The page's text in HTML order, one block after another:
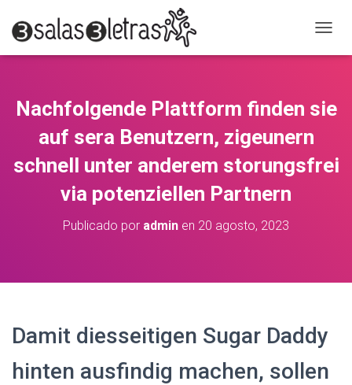
A
I
A
O
D
I
N
Nachfolgende Plattform finden sie
auf sera Benutzern, zigeunern
schnell unter anderem storungsfrei
via potenziellen Partnern
Publicado por admin en 20 agosto, 2023
Damit diesseitigen Sugar Daddy
hinten ausfindig machen, sollen